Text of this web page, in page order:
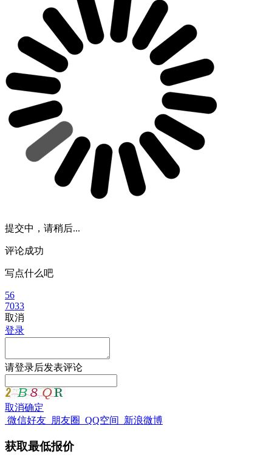
提交中，请稍后...
评论成功
写点什么吧
56
7033
取消
登录
请登录后发表评论
取消确定
微信好友 朋友圈 QQ空间 新浪微博
获取最低报价